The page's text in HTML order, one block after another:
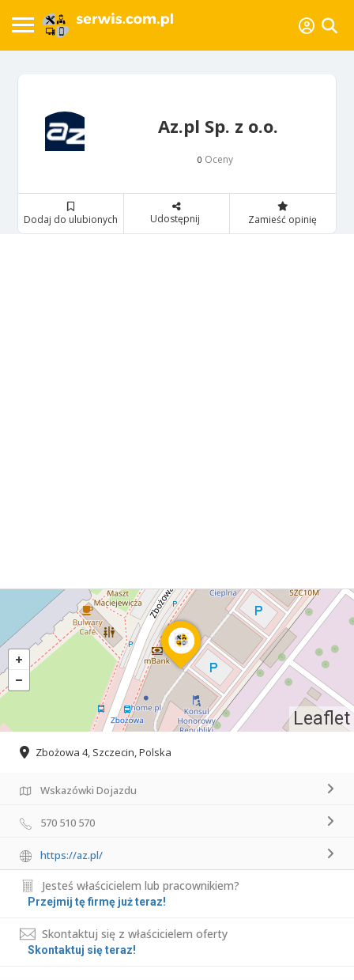
Az.pl Sp. z o.o.
0 Oceny
Dodaj do ulubionych Udostępnij Zamieść opinię
Leaflet
Zbożowa 4, Szczecin, Polska
Wskazówki Dojazdu
570 510 570
https://az.pl/
Jesteś właścicielem lub pracownikiem?
Przejmij tę firmę już teraz!
Skontaktuj się z właścicielem oferty
Skontaktuj się teraz!